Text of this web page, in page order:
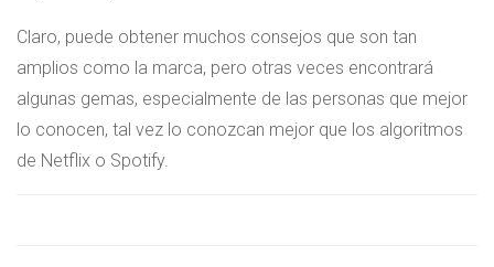
Claro, puede obtener muchos consejos que son tan
amplios como la marca, pero otras veces encontrará
algunas gemas, especialmente de las personas que mejor
lo conocen, tal vez lo conozcan mejor que los algoritmos
de Netflix o Spotify.